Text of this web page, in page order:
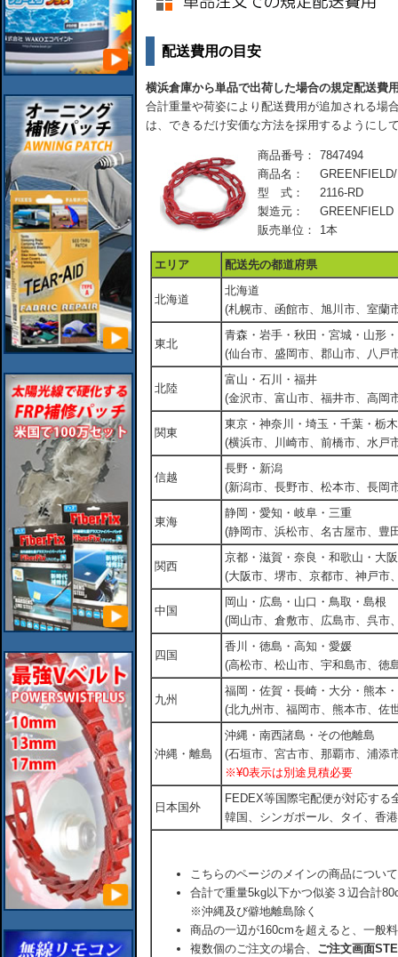
配送費用の目安
横浜倉庫から単品で出荷した場合の規定配送費
合計重量や荷姿により配送費用が追加される場
は、できるだけ安価な方法を採用するようにし
商品番号：
7847494
商品名：
型 式：
2116-RD
製造元：
GREENFIELD
販売単位：
1本
エリア 配送先の都道府県
北海道
北海道
(札幌市、函館市、旭川市、室蘭
東北
青森・岩手・秋田・宮城・山形
(仙台市、盛岡市、郡山市、八戸
北陸
富山・石川・福井
(金沢市、富山市、福井市、高岡
関東
東京・神奈川・埼玉・千葉・栃
(横浜市、川崎市、前橋市、水戸
信越
長野・新潟
(新潟市、長野市、松本市、長岡
東海
静岡・愛知・岐阜・三重
(静岡市、浜松市、名古屋市、豊
関西
京都・滋賀・奈良・和歌山・大
(大阪市、堺市、京都市、神戸市
中国
岡山・広島・山口・鳥取・島根
(岡山市、倉敷市、広島市、呉市
四国
香川・徳島・高知・愛媛
(高松市、松山市、宇和島市、徳
九州
福岡・佐賀・長崎・大分・熊本
(北九州市、福岡市、熊本市、佐
沖縄・離島
沖縄・南西諸島・その他離島
(石垣市、宮古市、那覇市、浦添
※¥0表示は別途見積必要
日本国外
FEDEX等国際宅配便が対応す
韓国、シンガポール、タイ、香
こちらのページのメインの商品につい
合計で重量5kg以下かつ似姿３辺合計
※沖縄及び僻地離島除く
商品の一辺が160cmを超えると、一般
複数個のご注文の場合、 ご注文画面